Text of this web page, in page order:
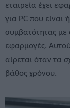
εταιρεία έχει
για PC που
συμβατότητας με
εφαρμογές.
αίρεται όταν τα
βάθος χρόνου.